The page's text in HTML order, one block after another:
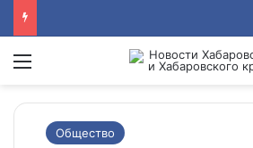
Menu
Общество